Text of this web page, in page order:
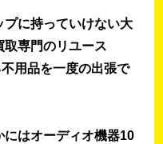
に持っていけない大
専門のリユース
用品を一度の出張で
にはオーディオ機器10